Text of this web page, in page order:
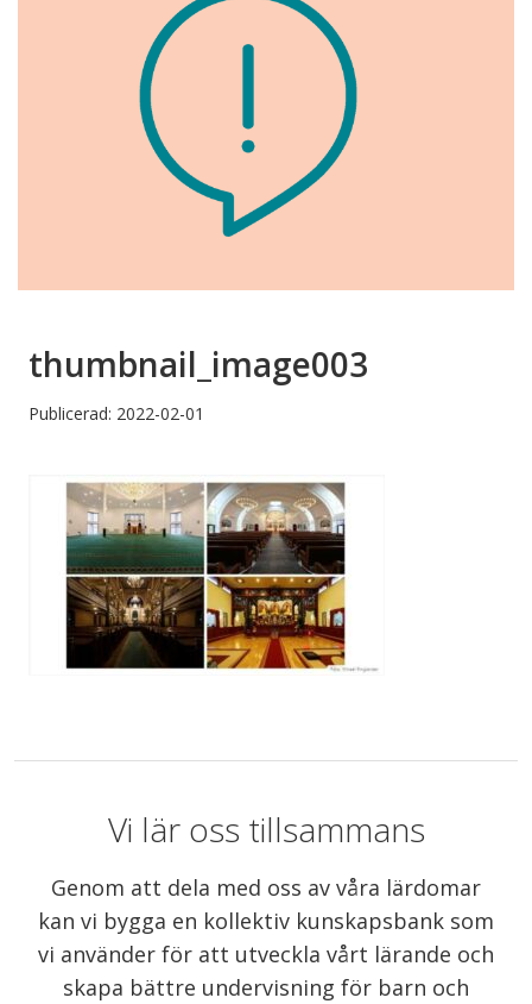
thumbnail_image003
Publicerad: 2022-02-01
Vi lär oss tillsammans
Genom att dela med oss av våra lärdomar
kan vi bygga en kollektiv kunskapsbank som
vi använder för att utveckla vårt lärande och
skapa bättre undervisning för barn och